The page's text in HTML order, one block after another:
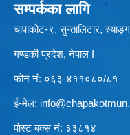
सम्पर्कका लागि
चापाकोट-९, सुन्तालिटार,
गण्डकी प्रदेश, नेपाल I
फोन नं: ०६३-४११०८०/८१
ई-मेल:
पोस्ट बक्स नं: ३३८१४